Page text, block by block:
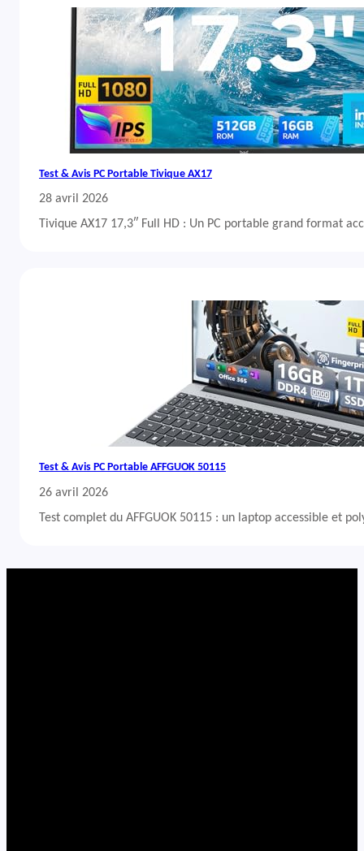
Test & Avis PC Portable Tivique AX17
28 avril 2026
Tivique AX17 17,3″ Full HD : Un PC portable grand format
Test & Avis PC Portable AFFGUOK 50115
26 avril 2026
Test complet du AFFGUOK 50115 : un laptop accessible